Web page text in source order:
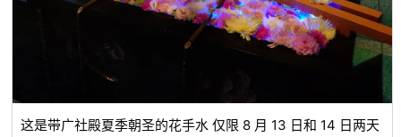
这是带广社殿夏季朝圣的花手水 仅限 8 月 13 日和 14 日两天